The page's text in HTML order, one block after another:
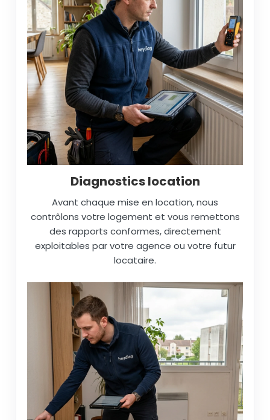
Diagnostics location
Avant chaque mise en location, nous
contrôlons votre logement et vous remettons
des rapports conformes, directement
exploitables par votre agence ou votre futur
locataire.